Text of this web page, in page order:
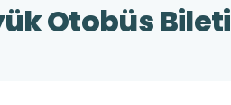
Otobüs Bileti